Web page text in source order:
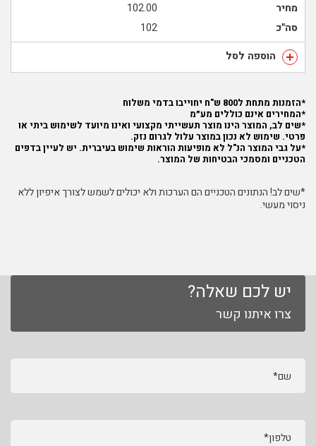
מחיר
102.00
סה"כ
102
הוספה לסל
*הזמנות מתחת ל800 ש"ח יחוייבו בדמי משלוח
*המחירים אינם כוללים מע״מ
*שים לב, המוצר הינו מוצר תעשייתי מקצועי ואינו מיועד לשימוש ביתי או
פרטי. שימוש לא נכון במוצר עלול לגרום נזק.
*על גבי המוצר הנ"ל לא מופיעות הוראות שימוש בעיברית. יש לעיין בדפים
הטכניים ומסמכי הבטיחות של המוצר.
*שים לב! הנתונים הטכניים הם הערכות ולא יכולים לשמש לצורך איפיון ללא
ניסוי מעשי.
יש לכם שאלה?
צרו איתנו קשר
שם*
טלפון*